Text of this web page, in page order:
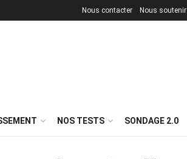
Nous contacter Nous soutenir
NOS TESTS SONDAGE 2.0